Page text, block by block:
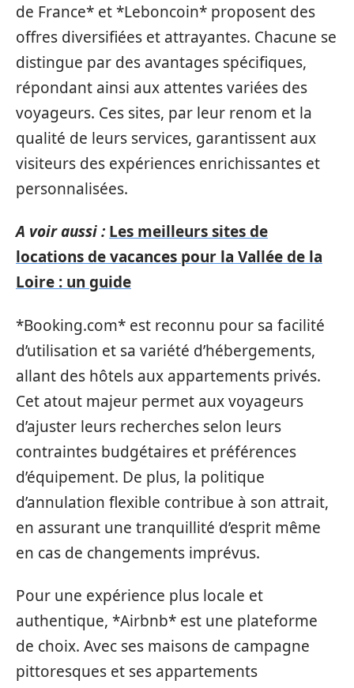
de France* et *Leboncoin* proposent des
offres diversifiées et attrayantes. Chacune se
distingue par des avantages spécifiques,
répondant ainsi aux attentes variées des
voyageurs. Ces sites, par leur renom et la
qualité de leurs services, garantissent aux
visiteurs des expériences enrichissantes et
personnalisées.
A voir aussi : Les meilleurs sites de
locations de vacances pour la Vallée de la
Loire : un guide
*Booking.com* est reconnu pour sa facilité
d’utilisation et sa variété d’hébergements,
allant des hôtels aux appartements privés.
Cet atout majeur permet aux voyageurs
d’ajuster leurs recherches selon leurs
contraintes budgétaires et préférences
d’équipement. De plus, la politique
d’annulation flexible contribue à son attrait,
en assurant une tranquillité d’esprit même
en cas de changements imprévus.
Pour une expérience plus locale et
authentique, *Airbnb* est une plateforme
de choix. Avec ses maisons de campagne
pittoresques et ses appartements